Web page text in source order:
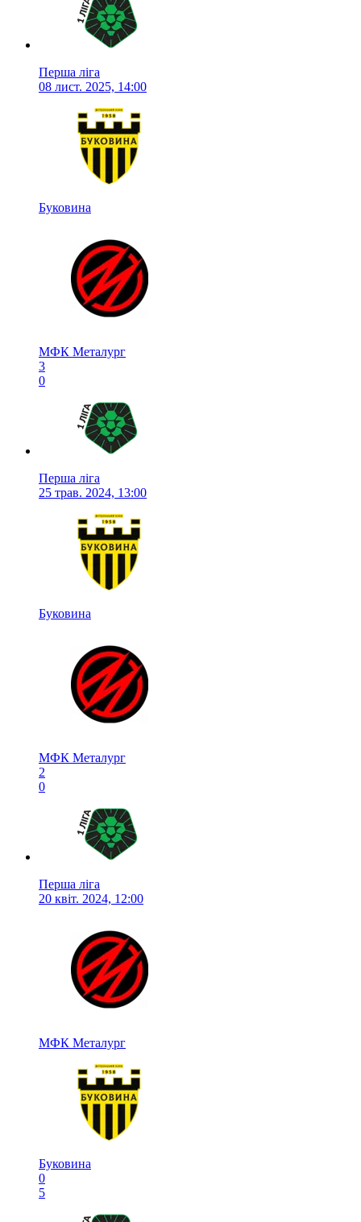
Перша ліга
08 лист. 2025, 14:00
Буковина
МФК Металург
3
0
Перша ліга
25 трав. 2024, 13:00
Буковина
МФК Металург
2
0
Перша ліга
20 квіт. 2024, 12:00
МФК Металург
Буковина
0
5